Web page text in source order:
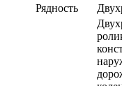
Рядность